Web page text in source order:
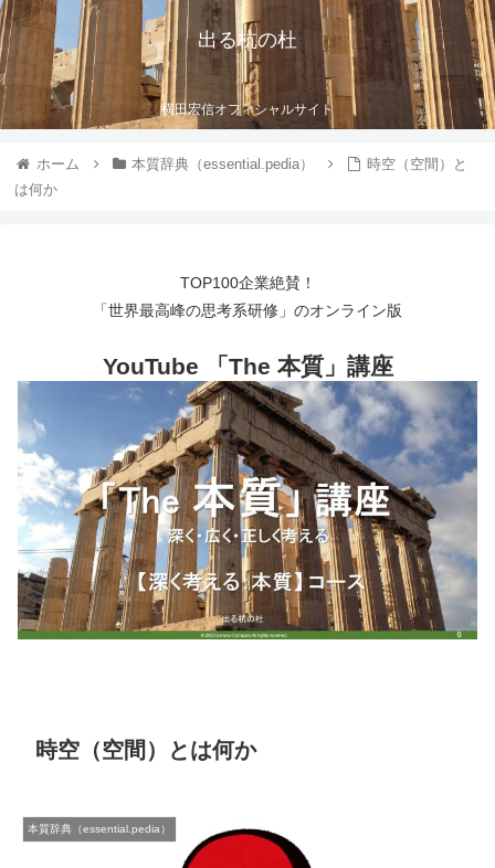
出る杭の杜
横田宏信オフィシャルサイト
ホーム 本質辞典（essential.pedia）
時空（空間）と
は何か
TOP100企業絶賛！
「世界最高峰の思考系研修」のオンライン版
YouTube 「The 本質」講座
時空（空間）とは何か
本質辞典（essential.pedia）